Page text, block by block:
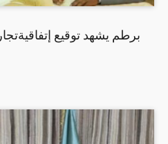
برطم يشهد توقيع